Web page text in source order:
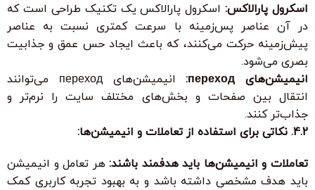
اسکرول پارالاکس:اسکرول پارالاکس یک تکنیک طراحی است که
در آن عناصر پس‌زمینه با سرعت کمتری نسبت به عناصر
پیش‌زمینه حرکت می‌کنند، که باعث ایجاد حس عمق و جذابیت
بصری می‌شود.
انیمیشن‌های переход:
انیمیشن‌های переход می‌توانند
انتقال بین صفحات و بخش‌های مختلف سایت را نرم‌تر و
جذاب‌تر کنند.
4.2. نکاتی برای استفاده از تعاملات و انیمیشن‌ها:
تعاملات و انیمیشن‌ها باید هدفمند باشند:هر تعامل و انیمیشن
باید هدف مشخصی داشته باشد و به بهبود تجربه کاربری کمک